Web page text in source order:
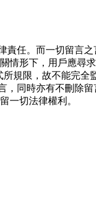
責任。而一切留言之
情形下，用戶應尋
規限，故不能完全
，同時亦有不刪除留
一切法律權利。